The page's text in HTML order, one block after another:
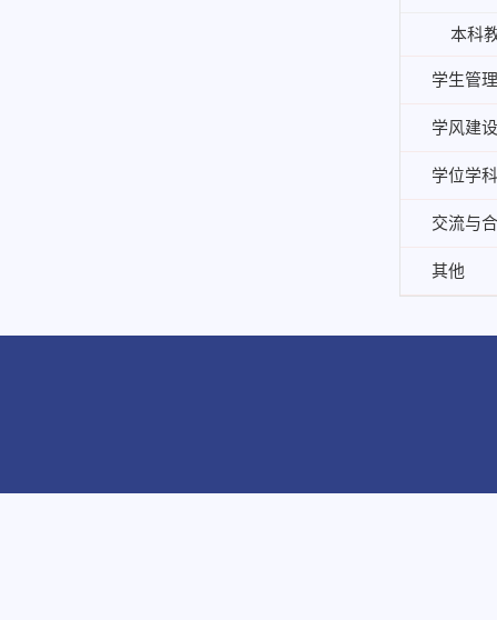
本科
学生管理
学风建设
学位学科
交流与
其他